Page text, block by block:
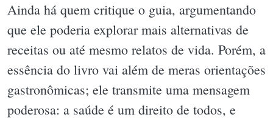
Ainda há quem critique o guia, argumentando
que ele poderia explorar mais alternativas de
receitas ou até mesmo relatos de vida. Porém, a
essência do livro vai além de meras orientações
gastronômicas; ele transmite uma mensagem
poderosa: a saúde é um direito de todos, e